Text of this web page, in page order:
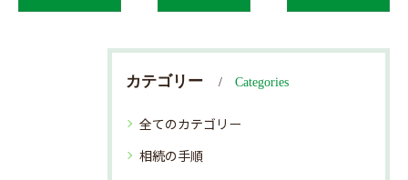
カテゴリー Categories
全てのカテゴリー
相続の手順